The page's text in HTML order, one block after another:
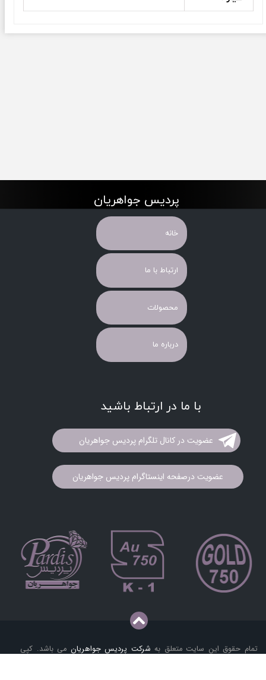
تمام حقوق این سایت متعلق به شرکت پردیس جواهریان می باشد. کپی
پردیس جواهریان
خانه
ارتباط با ما
محصولات
درباره ما
با ما در ارتباط باشید
عضویت در کانال تلگرام پردیس جواهریان
عضویت درصفحه اینستاگرام پردیس جواهریان